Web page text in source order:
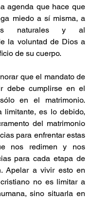
agenda que hace que
miedo a sí misma, a
naturales y al
la voluntad de Dios a
de su cuerpo.
que el mandato de
debe cumplirse en el
en el matrimonio.
limitante, es lo debido,
del matrimonio
para enfrentar estas
nos redimen y nos
para cada etapa de
Apelar a vivir esto en
no es limitar a
sino situarla en